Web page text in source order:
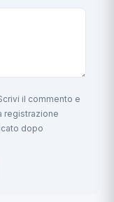
il commento e
registrazione
dopo